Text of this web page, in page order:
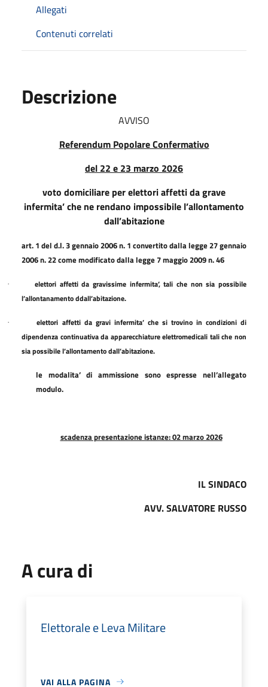
Allegati
Contenuti correlati
Descrizione
AVVISO
Referendum Popolare Confermativo
del 22 e 23 marzo 2026
voto domiciliare per elettori affetti da grave
infermita’ che ne rendano impossibile l’allontamento
dall’abitazione
art. 1 del d.l. 3 gennaio 2006 n. 1 convertito dalla legge 27 gennaio
2006 n. 22 come modificato dalla legge 7 maggio 2009 n. 46
·
elettori affetti da gravissime infermita’, tali che non sia possibile
l’allontanamento ddall’abitazione.
·
elettori affetti da gravi infermita’ che si trovino in condizioni di
dipendenza continuativa da apparecchiature elettromedicali tali che non
sia possibile l’allontamento dall’abitazione.
le modalita’ di ammissione sono espresse nell’allegato
modulo.
scadenza presentazione istanze: 02 marzo 2026
IL SINDACO
AVV. SALVATORE RUSSO
A cura di
Elettorale e Leva Militare
VAI ALLA PAGINA